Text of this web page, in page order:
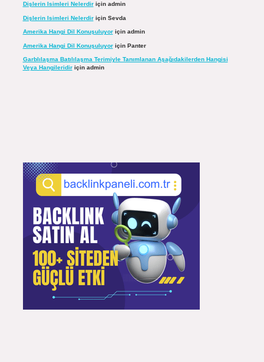
Dişlerin Isimleri Nelerdiriçin admin
Dişlerin Isimleri Nelerdiriçin Sevda
Amerika Hangi Dil Konuşuluyoriçin admin
Amerika Hangi Dil Konuşuluyoriçin Panter
Garblılaşma Batılılaşma Terimiyle Tanımlanan Aşağıdakilerden Hangisi
Veya Hangileridiriçin admin